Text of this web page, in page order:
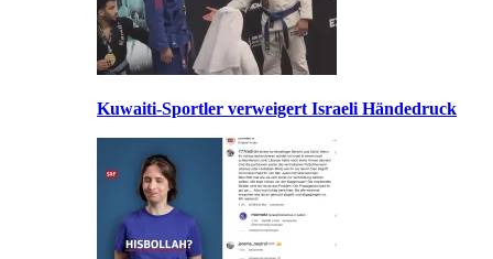
Kuwaiti-Sportler verweigert Israeli Händedruck